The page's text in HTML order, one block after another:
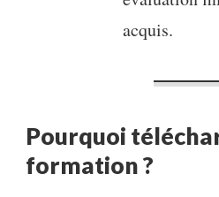
acquis.
Pourquoi
formation ?